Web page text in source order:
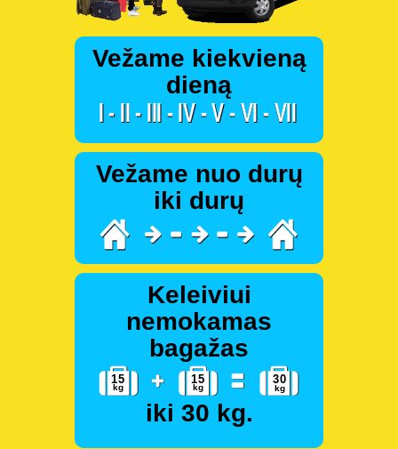
Vežame kiekvieną
dieną
Vežame nuo durų
iki durų
Keleiviui
nemokamas
bagažas
iki 30 kg.